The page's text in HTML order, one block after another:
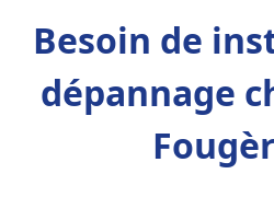
Besoin de
dépannage